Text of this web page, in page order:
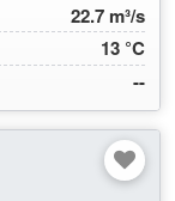
22.7 m³/s
13 °C
--